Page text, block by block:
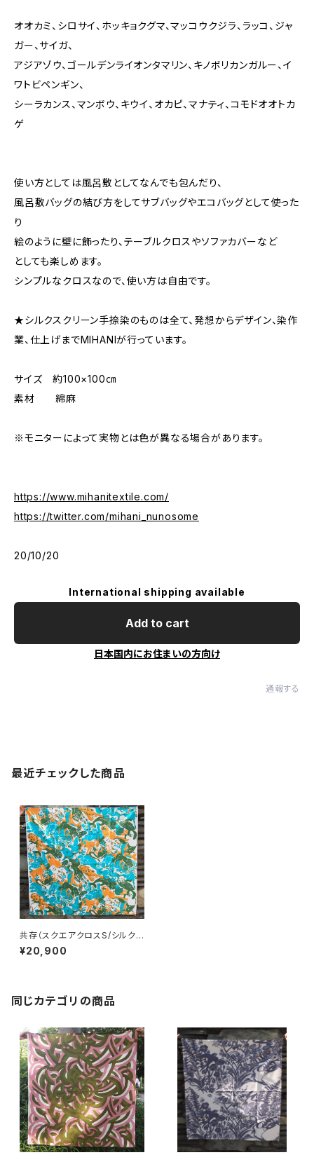
オオカミ、シロサイ、ホッキョクグマ、マッコウクジラ、ラッコ、ジャ
ガー、サイガ、
アジアゾウ、ゴールデンライオンタマリン、キノボリカンガルー、イ
ワトビペンギン、
シーラカンス、マンボウ、キウイ、オカピ、マナティ、コモドオオトカ
ゲ
使い方としては風呂敷としてなんでも包んだり、
風呂敷バッグの結び方をしてサブバッグやエコバッグとして使った
り
絵のように壁に飾ったり、テーブルクロスやソファカバーなど
としても楽しめます。
シンプルなクロスなので、使い方は自由です。
★シルクスクリーン手捺染のものは全て、発想からデザイン、染作
業、仕上げまでMIHANIが行っています。
サイズ 約100×100㎝
素材 綿麻
※モニターによって実物とは色が異なる場合があります。
https://www.mihanitextile.com/
https://twitter.com/mihani_nunosome
20/10/20
International shipping available
Add to cart
日本国内にお住まいの方向け
通報する
最近チェックした商品
共存（スクエアクロスS/シルクス
クリーン手捺染）
¥20,900
同じカテゴリの商品